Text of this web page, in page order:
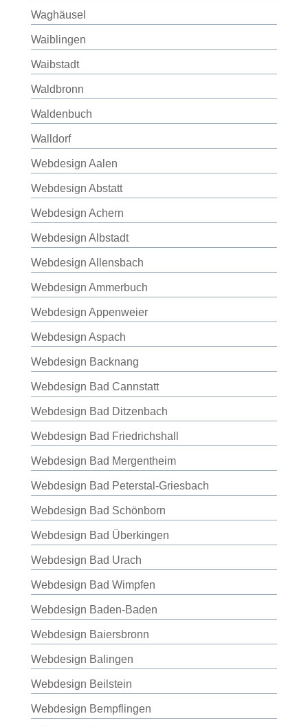
Waghäusel
Waiblingen
Waibstadt
Waldbronn
Waldenbuch
Walldorf
Webdesign Aalen
Webdesign Abstatt
Webdesign Achern
Webdesign Albstadt
Webdesign Allensbach
Webdesign Ammerbuch
Webdesign Appenweier
Webdesign Aspach
Webdesign Backnang
Webdesign Bad Cannstatt
Webdesign Bad Ditzenbach
Webdesign Bad Friedrichshall
Webdesign Bad Mergentheim
Webdesign Bad Peterstal-Griesbach
Webdesign Bad Schönborn
Webdesign Bad Überkingen
Webdesign Bad Urach
Webdesign Bad Wimpfen
Webdesign Baden-Baden
Webdesign Baiersbronn
Webdesign Balingen
Webdesign Beilstein
Webdesign Bempflingen